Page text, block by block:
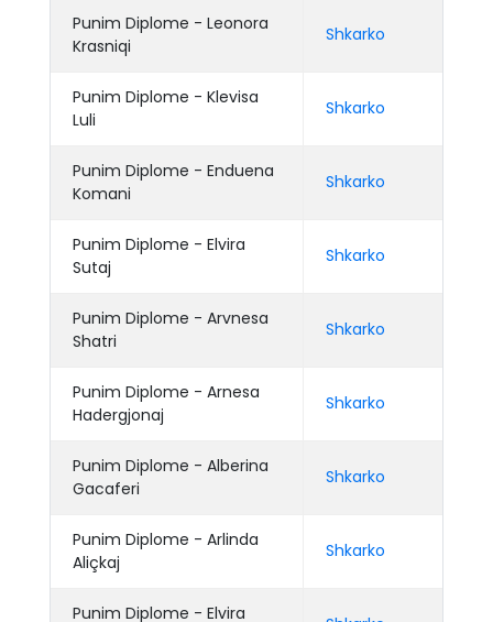
Punim Diplome - Leonora
Krasniqi
Shkarko
Punim Diplome - Klevisa
Luli
Shkarko
Punim Diplome - Enduena
Komani
Shkarko
Punim Diplome - Elvira
Sutaj
Shkarko
Punim Diplome - Arvnesa
Shatri
Shkarko
Punim Diplome - Arnesa
Hadergjonaj
Shkarko
Punim Diplome - Alberina
Gacaferi
Shkarko
Punim Diplome - Arlinda
Aliçkaj
Shkarko
Punim Diplome - Elvira